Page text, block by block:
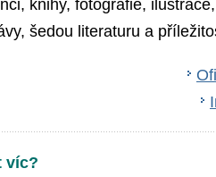
knihy, fotografie,
šedou literaturu a
víc?